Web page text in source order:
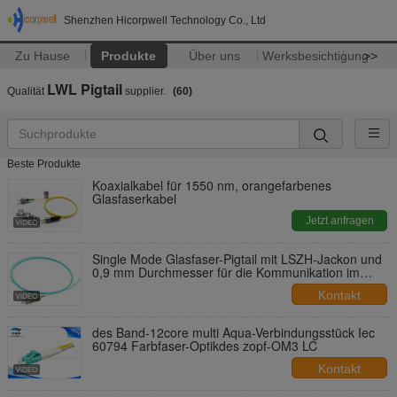
Shenzhen Hicorpwell Technology Co., Ltd
Zu Hause Produkte Über uns Werksbesichtigung>>
Qualität LWL Pigtail supplier. (60)
Beste Produkte
Koaxialkabel für 1550 nm, orangefarbenes
Glasfaserkabel
Jetzt anfragen
Single Mode Glasfaser-Pigtail mit LSZH-Jackon und
0,9 mm Durchmesser für die Kommunikation im
Kontakt
des Band-12core multi Aqua-Verbindungsstück Iec
60794 Farbfaser-Optikdes zopf-OM3 LC
Kontakt